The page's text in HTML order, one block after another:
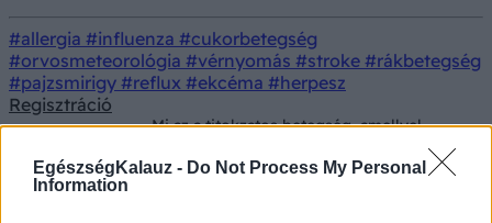
EgészségKalauz - Do Not Process My Personal
Information
#allergia #influenza #cukorbetegség
#orvosmeteorológia #vérnyomás #stroke #rákbetegség
#pajzsmirigy #reflux #ekcéma #herpesz
Regisztráció
Mi az a titokzatos betegség, amellyel
Celine Dion küzd? Ismerje meg jobban az
SPS-t